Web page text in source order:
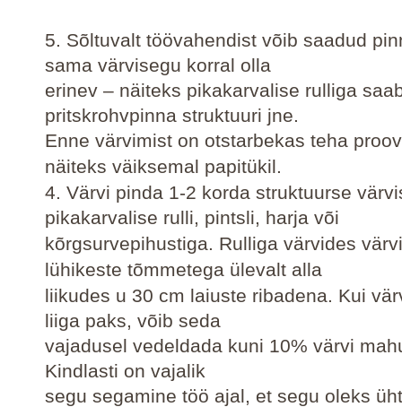
5. Sõltuvalt töövahendist võib saadud
sama värvisegu korral olla
erinev – näiteks pikakarvalise rulliga
pritskrohvpinna struktuuri jne.
Enne värvimist on otstarbekas teha
näiteks väiksemal papitükil.
4. Värvi pinda 1-2 korda struktuurse
pikakarvalise rulli, pintsli, harja või
kõrgsurvepihustiga. Rulliga värvides
lühikeste tõmmetega ülevalt alla
liikudes u 30 cm laiuste ribadena. Kui
liiga paks, võib seda
vajadusel vedeldada kuni 10% värvi
Kindlasti on vajalik
segu segamine töö ajal, et segu oleks